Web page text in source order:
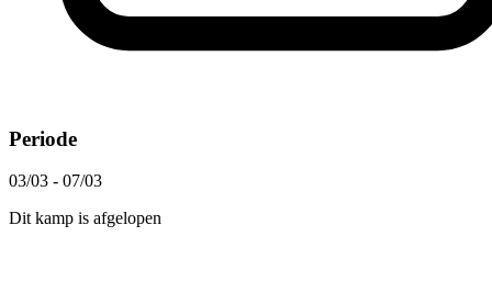
Periode
03/03 - 07/03
Dit kamp is afgelopen